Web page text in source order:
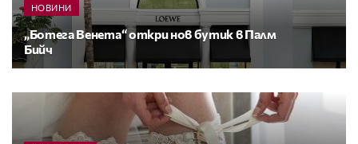
НОВИНИ
„Ботега Венета“ откри нов бутик в Палм
Бийч